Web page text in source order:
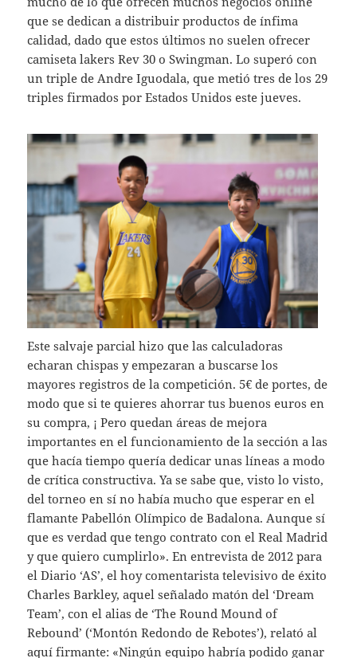
que se dedican a distribuir productos de ínfima
calidad, dado que estos últimos no suelen ofrecer
camiseta lakers Rev 30 o Swingman. Lo superó con
un triple de Andre Iguodala, que metió tres de los 29
triples firmados por Estados Unidos este jueves.
Este salvaje parcial hizo que las calculadoras
echaran chispas y empezaran a buscarse los
mayores registros de la competición. 5€ de portes, de
modo que si te quieres ahorrar tus buenos euros en
su compra, ¡ Pero quedan áreas de mejora
importantes en el funcionamiento de la sección a las
que hacía tiempo quería dedicar unas líneas a modo
de crítica constructiva. Ya se sabe que, visto lo visto,
del torneo en sí no había mucho que esperar en el
flamante Pabellón Olímpico de Badalona. Aunque sí
que es verdad que tengo contrato con el Real Madrid
y que quiero cumplirlo». En entrevista de 2012 para
el Diario ‘AS’, el hoy comentarista televisivo de éxito
Charles Barkley, aquel señalado matón del ‘Dream
Team’, con el alias de ‘The Round Mound of
Rebound’ (‘Montón Redondo de Rebotes’), relató al
aquí firmante: «Ningún equipo habría podido ganar